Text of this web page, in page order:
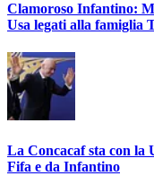
Clamoroso Infantino:
Usa legati alla famiglia
La Concacaf sta con
Fifa e da Infantino